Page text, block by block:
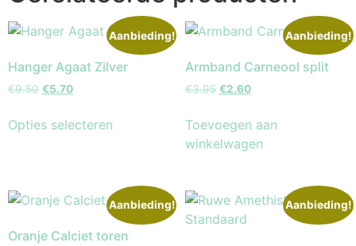
Aanbieding!
Hanger Agaat Zilver
€9.50 €5.70
Opties selecteren
Aanbieding!
Armband Carneool split
€3.95 €2.60
Toevoegen aan
winkelwagen
Aanbieding!
Oranje Calciet toren
Aanbieding!